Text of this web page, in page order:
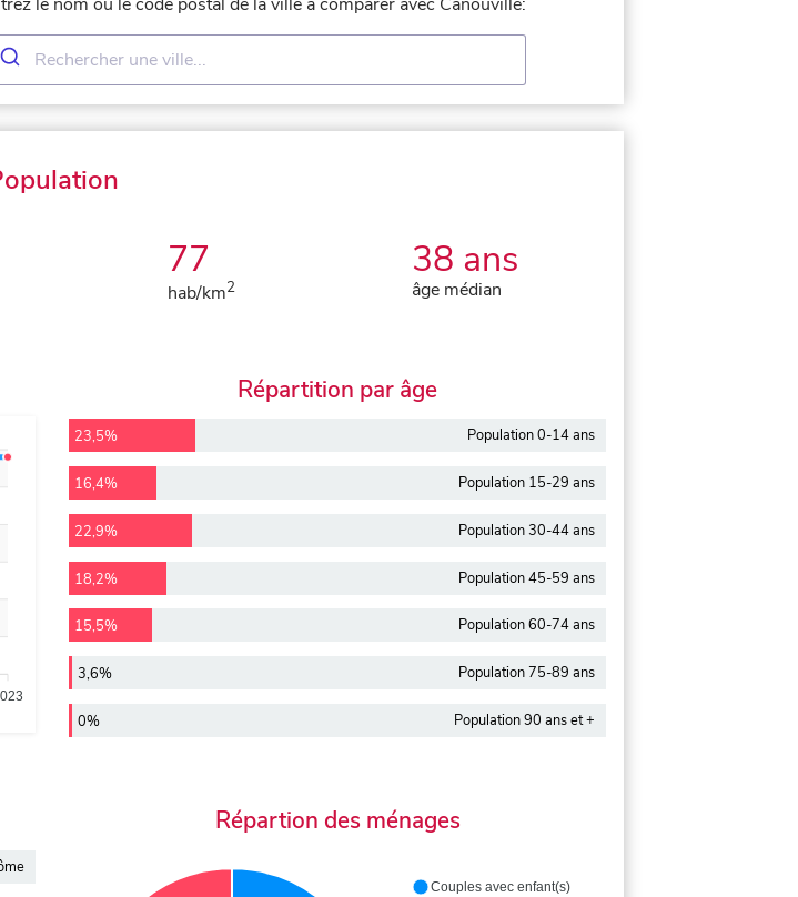
77
hab/km2
38 ans
âge médian
Répartition par âge
23,5% Population 0-14 ans
16,4% Population 15-29 ans
22,9% Population 30-44 ans
18,2% Population 45-59 ans
15,5% Population 60-74 ans
3,6% Population 75-89 ans
0% Population 90 ans et +
Répartion des ménages
Couples avec enfant(s)